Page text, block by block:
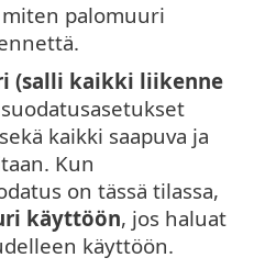
palomuuri
(salli kaikki liikenne
kaikki saapuva ja
Kun
on tässä tilassa,
käyttöön, jos haluat
käyttöön.